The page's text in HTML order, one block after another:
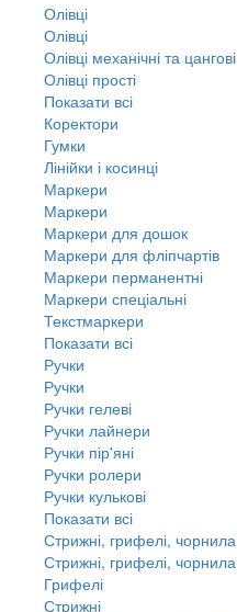
Олівці
Олівці
Олівці механічні та цангові
Олівці прості
Показати всі
Коректори
Гумки
Лінійки і косинці
Маркери
Маркери
Маркери для дошок
Маркери для фліпчартів
Маркери перманентні
Маркери спеціальні
Текстмаркери
Показати всі
Ручки
Ручки
Ручки гелеві
Ручки лайнери
Ручки пір'яні
Ручки ролери
Ручки кулькові
Показати всі
Стрижні, грифелі, чорнила
Стрижні, грифелі, чорнила
Грифелі
Стрижні